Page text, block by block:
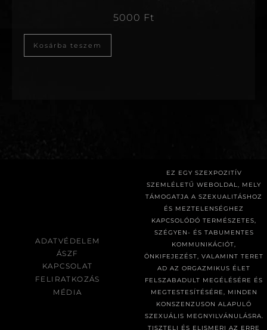
5000 Ft
Kosárba teszem
ADATVÉDELEM
ÁSZF
KAPCSOLAT
FELIRATKOZÁS
MÉDIA
EZ EGY SZEXPOZITÍV
SZEMLÉLETŰ WEBOLDAL, MELY
TÁMOGATJA A SZEXUALITÁSHOZ
ÉS MEZTELENSÉGHEZ
KAPCSOLÓDÓ TERMÉSZETES,
SZÉGYEN- ÉS TABUMENTES
KOMMUNIKÁCIÓT,
ÖNKIFEJEZÉST, VALAMINT TERET
AD AZ ORGAZMIKUS ÉLET
FELSZABADULT MEGÉLÉSÉRE ÉS
MEGTESTESÍTÉSÉRE, MINDEN
KONSZENZUSON ALAPULÓ
SZEXUÁLIS MEGNYILVÁNULÁSRA.
TISZTELI ÉS ELISMERI AZ ERRE